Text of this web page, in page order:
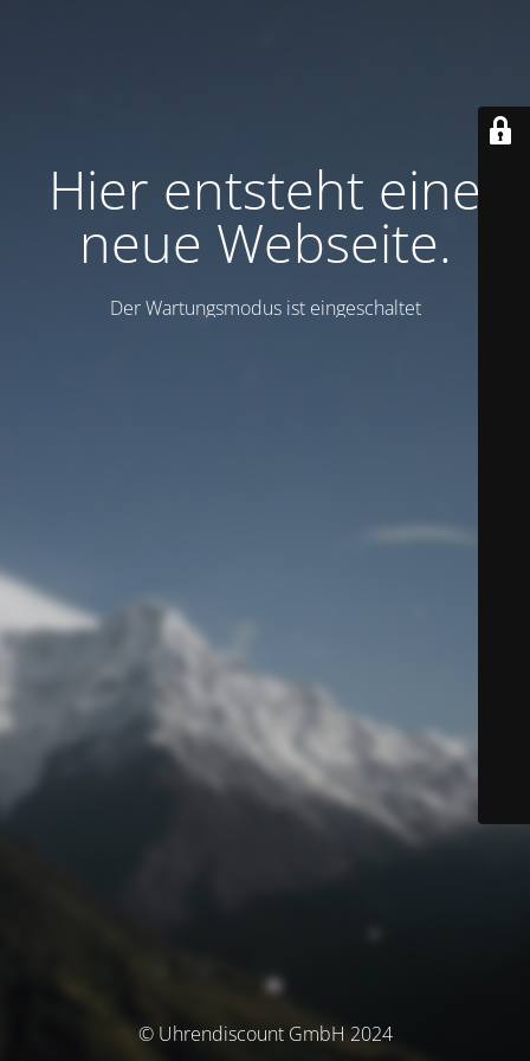
Hier entsteht eine
neue Webseite.
Der Wartungsmodus ist eingeschaltet
© Uhrendiscount GmbH 2024